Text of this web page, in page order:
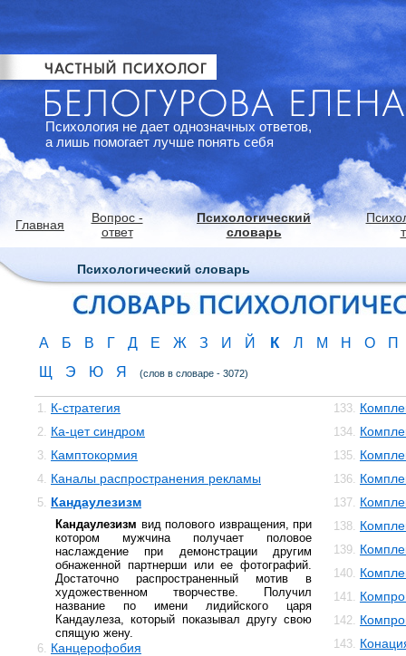
Психология не дает однозначных ответов,
а лишь помогает лучше понять себя
Главная
Вопрос -
ответ
Психологический
словарь
Психологический словарь
А Б В Г Д Е Ж З И Й К Л М Н О
П
Щ
Э Ю Я (слов в словаре - 3072)
1. К-стратегия
2. Ка-цет синдром
3. Камптокормия
4. Каналы распространения рекламы
5. Кандаулезизм
Кандаулезизм вид полового извращения, при
котором мужчина получает половое
наслаждение при демонстрации другим
обнаженной партнерши или ее фотографий.
Достаточно распространенный мотив в
художественном творчестве. Получил
название по имени лидийского царя
Кандаулеза, который показывал другу свою
спящую жену.
6. Канцерофобия
133.
134.
135.
136.
137.
138.
139.
140.
141.
142.
143.